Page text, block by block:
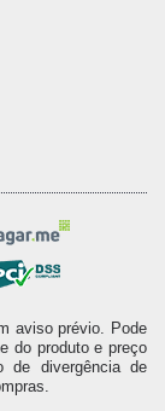
aviso prévio. Pode
do produto e preço
de divergência de